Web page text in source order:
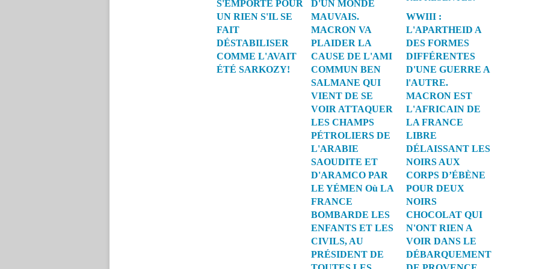
S'EMPORTE POUR
UN RIEN S'IL SE
FAIT
DÉSTABILISER
COMME L'AVAIT
ÉTÉ SARKOZY!
D'UN MONDE
MAUVAIS.
MACRON VA
PLAIDER LA
CAUSE DE L'AMI
COMMUN BEN
SALMANE QUI
VIENT DE SE
VOIR ATTAQUER
LES CHAMPS
PÉTROLIERS DE
L'ARABIE
SAOUDITE ET
D'ARAMCO PAR
LE YÉMEN Où LA
FRANCE
BOMBARDE LES
ENFANTS ET LES
CIVILS, AU
PRÉSIDENT DE
WWIII :
L'APARTHEID A
DES FORMES
DIFFÉRENTES
D'UNE GUERRE A
l'AUTRE.
MACRON EST
L'AFRICAIN DE
LA FRANCE
LIBRE
DÉLAISSANT LES
NOIRS AUX
CORPS D’ÉBÈNE
POUR DEUX
NOIRS
CHOCOLAT QUI
N'ONT RIEN A
VOIR DANS LE
DÉBARQUEMENT